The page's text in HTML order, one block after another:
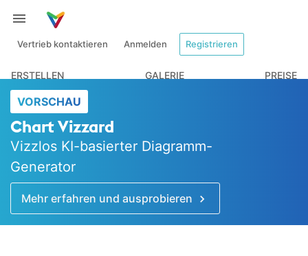
Vertrieb kontaktieren Anmelden Registrieren
ERSTELLEN GALERIE PREISE
VORSCHAU
Chart Vizzard
Vizzlos KI-basierter Diagramm-
Generator
Mehr erfahren und ausprobieren